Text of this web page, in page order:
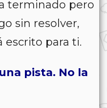
terminado pero
sin resolver,
escrito para ti.
pista. No la